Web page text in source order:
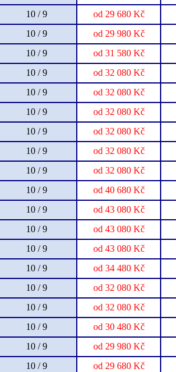
10 / 9 od 29 680 Kč
10 / 9 od 29 980 Kč
10 / 9 od 31 580 Kč
10 / 9 od 32 080 Kč
10 / 9 od 32 080 Kč
10 / 9 od 32 080 Kč
10 / 9 od 32 080 Kč
10 / 9 od 32 080 Kč
10 / 9 od 32 080 Kč
10 / 9 od 40 680 Kč
10 / 9 od 43 080 Kč
10 / 9 od 43 080 Kč
10 / 9 od 43 080 Kč
10 / 9 od 34 480 Kč
10 / 9 od 32 080 Kč
10 / 9 od 32 080 Kč
10 / 9 od 30 480 Kč
10 / 9 od 29 980 Kč
10 / 9 od 29 680 Kč